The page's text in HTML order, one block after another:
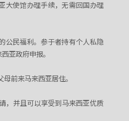
大使馆办理手续，无需回国办理
公民福利。参于者持有个人私隐
亚政府申报。
前来马来西亚居住。
，并且可以享受到马来西亚优质